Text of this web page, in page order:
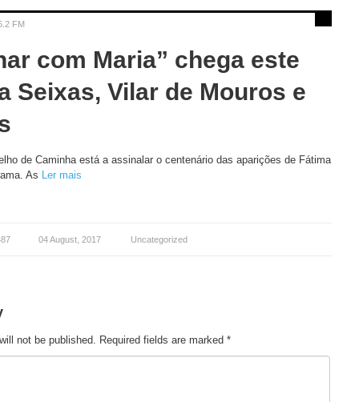
FM
com Maria” chega este
Seixas, Vilar de Mouros e
de Caminha está a assinalar o centenário das aparições de Fátima
As Ler mais
04 August, 2017 Uncategorized
not be published. Required fields are marked *